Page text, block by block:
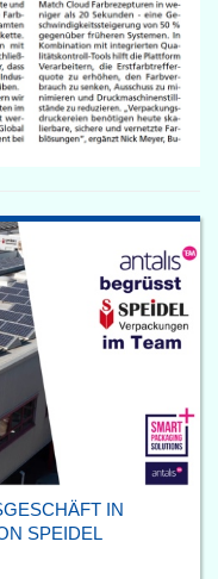
IN
SPEIDEL